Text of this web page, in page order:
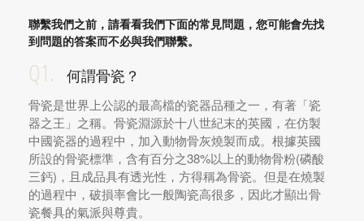
聯繫我們之前，請看看我們下面的常見問題，您可能會先找
到問題的答案而不必與我們聯繫。
Q1. 何謂骨瓷？
骨瓷是世界上公認的最高檔的瓷器品種之一，有著「瓷
器之王」之稱。骨瓷淵源於十八世紀末的英國，在仿製
中國瓷器的過程中，加入動物骨灰燒製而成。根據英國
所設的骨瓷標準，含有百分之38%以上的動物骨粉(磷酸
三鈣)，且成品具有透光性，方得稱為骨瓷。但是在燒製
的過程中，破損率會比一般陶瓷高很多，因此才顯出骨
瓷餐具的氣派與尊貴。